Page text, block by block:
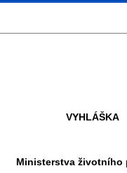
VYHLÁŠKA
Ministerstva životního